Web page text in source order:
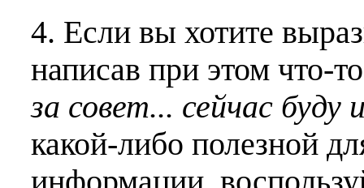
4. Если вы хотите
написав при этом что-
за совет... сейчас буду
какой-либо полезной